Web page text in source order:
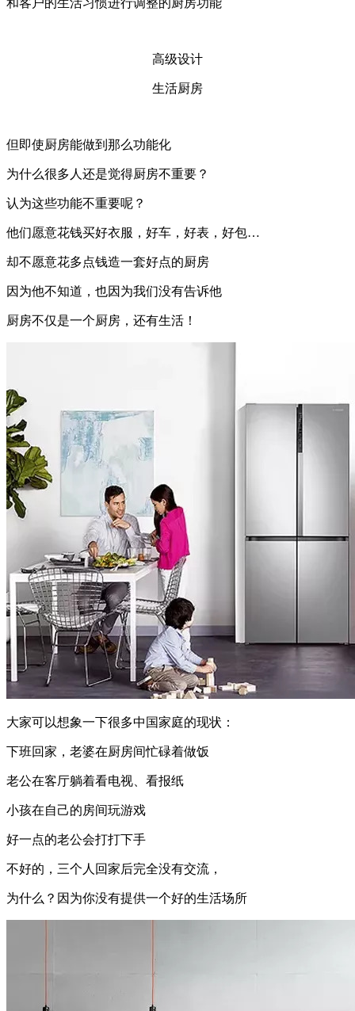
高级设计
生活厨房
但即使厨房能做到那么功能化
为什么很多人还是觉得厨房不重要？
认为这些功能不重要呢？
他们愿意花钱买好衣服，好车，好表，好包…
却不愿意花多点钱造一套好点的厨房
因为他不知道，也因为我们没有告诉他
厨房不仅是一个厨房，还有生活！
大家可以想象一下很多中国家庭的现状：
下班回家，老婆在厨房间忙碌着做饭
老公在客厅躺着看电视、看报纸
小孩在自己的房间玩游戏
好一点的老公会打打下手
不好的，三个人回家后完全没有交流，
为什么？因为你没有提供一个好的生活场所